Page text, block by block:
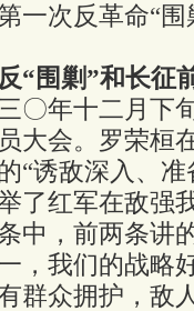
一次反革命“
“围剿”和长征
年十二月下旬
大会。罗荣桓
“诱敌深入、
了红军在敌强
中，前两条讲
，我们的战略
群众拥护，敌